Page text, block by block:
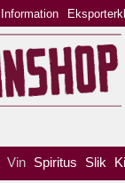
Vin Spiritus Slik
Information